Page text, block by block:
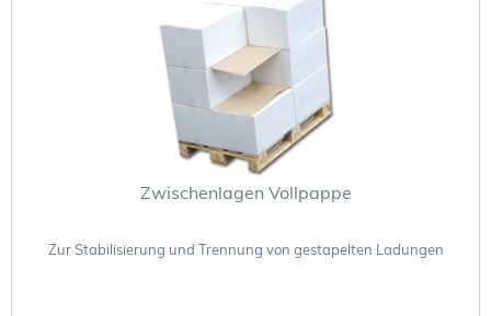
Zwischenlagen Vollpappe
Zur Stabilisierung und Trennung von gestapelten Ladungen